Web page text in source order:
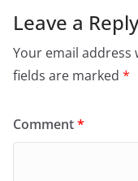
Leave a Reply
Your email address
fields are marked *
Comment*